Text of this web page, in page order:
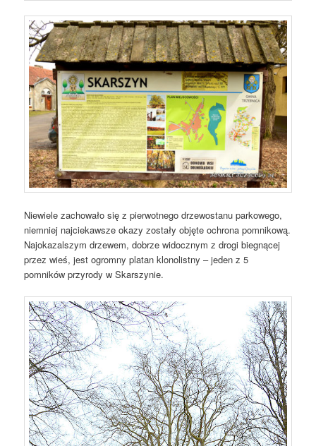
Niewiele zachowało się z pierwotnego drzewostanu parkowego,
niemniej najciekawsze okazy zostały objęte ochrona pomnikową.
Najokazalszym drzewem, dobrze widocznym z drogi biegnącej
przez wieś, jest ogromny platan klonolistny – jeden z 5
pomników przyrody w Skarszynie.